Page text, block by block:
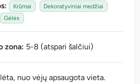
Krūmai
Dekoratyviniai medžiai
Gėlės
zona: 5-8 (atspari šalčiui)
nuo vėjų apsaugota vieta.